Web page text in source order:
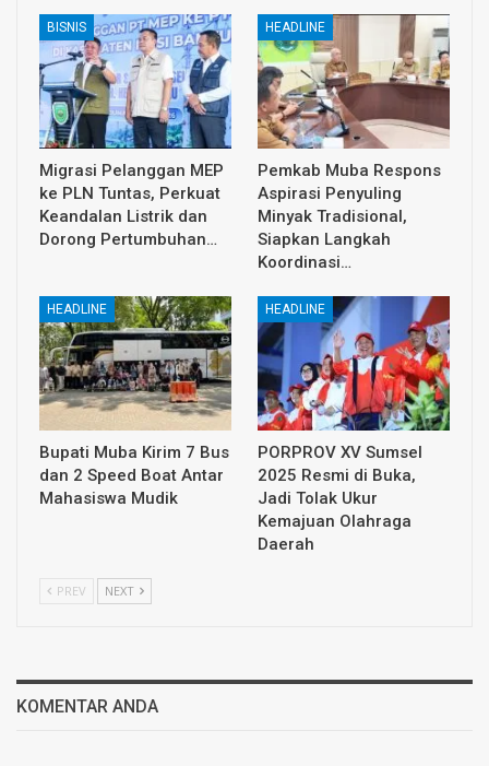
BISNIS
Migrasi Pelanggan MEP
ke PLN Tuntas, Perkuat
Keandalan Listrik dan
Dorong Pertumbuhan…
HEADLINE
Pemkab Muba Respons
Aspirasi Penyuling
Minyak Tradisional,
Siapkan Langkah
Koordinasi…
HEADLINE
Bupati Muba Kirim 7 Bus
dan 2 Speed Boat Antar
Mahasiswa Mudik
HEADLINE
PORPROV XV Sumsel
2025 Resmi di Buka,
Jadi Tolak Ukur
Kemajuan Olahraga
Daerah
PREV NEXT
KOMENTAR ANDA